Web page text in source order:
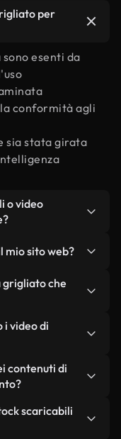
per
esenti da
conformità agli
sia stata girata
o video
relativi a
etichettato,
mio sito web?
il web,
al minimo i
parametri
grigliato che
Coverr AI
ad esempio
in
licenza.
i video di
dell'autore.
sono
sempre
contenuti di
essere utilizzati
sui
scaricabili